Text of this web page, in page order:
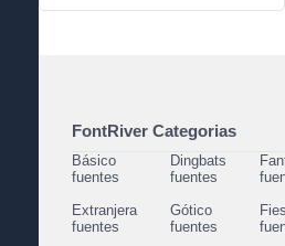
FontRiver Categorias
Básico
fuentes
Dingbats
fuentes
Extranjera
fuentes
Gótico
fuentes